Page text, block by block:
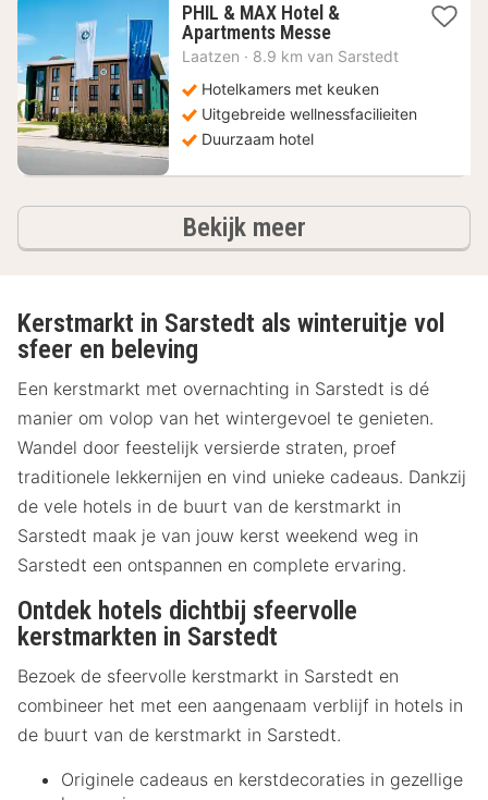
PHIL & MAX Hotel &
Apartments Messe1
nacht
129,15
€
Laatzen · 8.9 km van Sarstedt
Hotelkamers met keuken
Uitgebreide wellnessfacilieiten
Duurzaam hotel
Bekijk meerhotels
Kerstmarkt in Sarstedt als winteruitje vol
sfeer en beleving
Een kerstmarkt met overnachting in Sarstedt is dé
manier om volop van het wintergevoel te genieten.
Wandel door feestelijk versierde straten, proef
traditionele lekkernijen en vind unieke cadeaus. Dankzij
de vele hotels in de buurt van de kerstmarkt in
Sarstedt maak je van jouw kerst weekend weg in
Sarstedt een ontspannen en complete ervaring.
Ontdek hotels dichtbij sfeervolle
kerstmarkten in Sarstedt
Bezoek de sfeervolle kerstmarkt in Sarstedt en
combineer het met een aangenaam verblijf in hotels in
de buurt van de kerstmarkt in Sarstedt.
Originele cadeaus en kerstdecoraties in gezellige